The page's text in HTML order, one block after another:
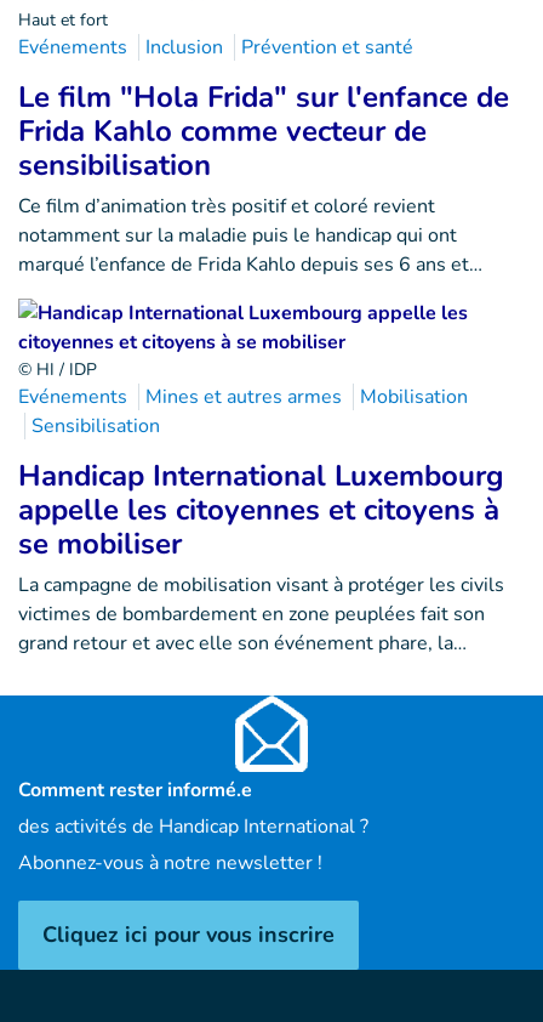
Haut et fort
Evénements Inclusion Prévention et santé
Le film "Hola Frida" sur l'enfance de
Frida Kahlo comme vecteur de
sensibilisation
Ce film d’animation très positif et coloré revient
notamment sur la maladie puis le handicap qui ont
marqué l’enfance de Frida Kahlo depuis ses 6 ans et…
© HI / IDP
Evénements Mines et autres armes
Mobilisation
Sensibilisation
Handicap International Luxembourg
appelle les citoyennes et citoyens à
se mobiliser
La campagne de mobilisation visant à protéger les civils
victimes de bombardement en zone peuplées fait son
grand retour et avec elle son événement phare, la…
Comment rester informé.e
des activités de Handicap International ?
Abonnez-vous à notre newsletter !
Cliquez ici pour vous inscrire